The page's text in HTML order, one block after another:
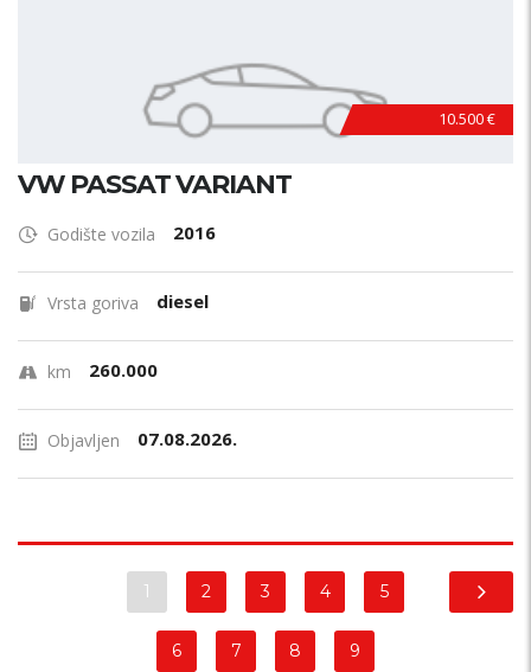
10.500 €
VW PASSAT VARIANT
Godište vozila 2016
Vrsta goriva diesel
km 260.000
Objavljen 07.08.2026.
1 2 3 4 5
6 7 8 9